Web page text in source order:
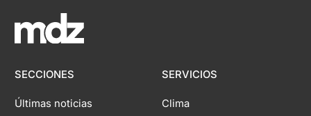
SECCIONES
Últimas noticias
SERVICIOS
Clima